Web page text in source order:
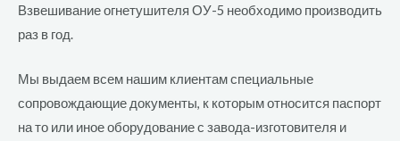
Взвешивание огнетушителя ОУ-5 необходимо производить
раз в год.
Мы выдаем всем нашим клиентам специальные
сопровождающие документы, к которым относится паспорт
на то или иное оборудование с завода-изготовителя и